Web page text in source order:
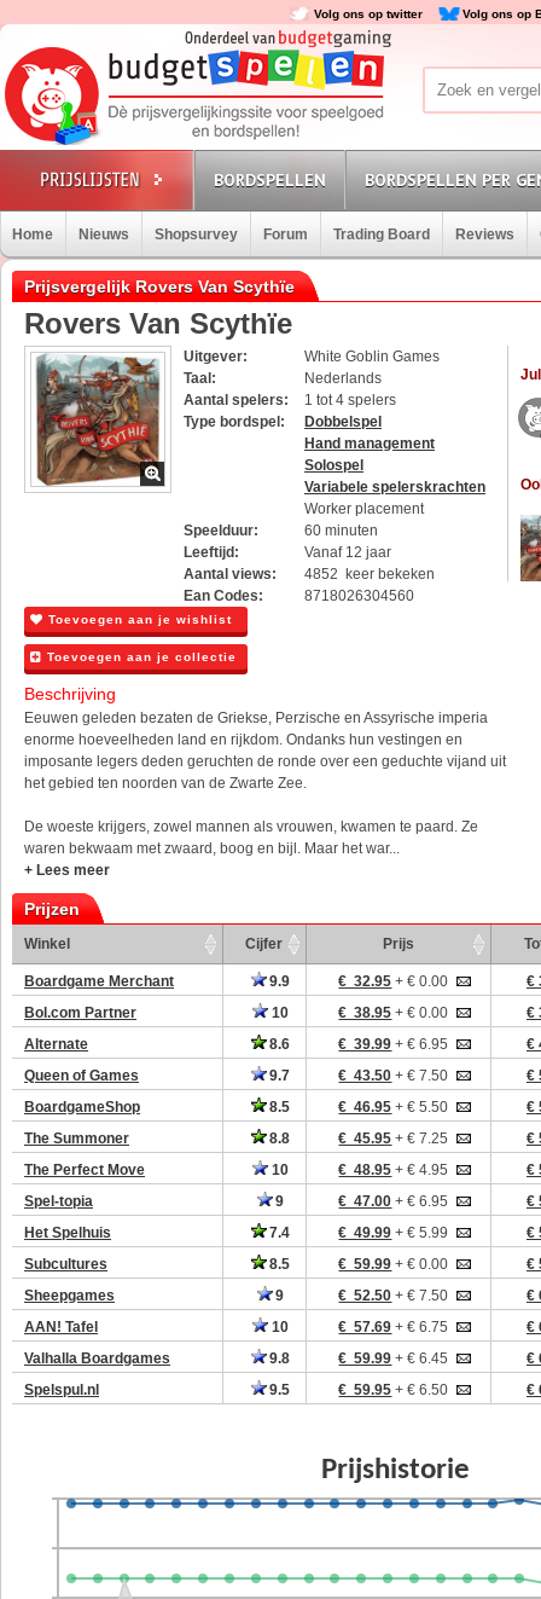
Volg ons op twitter Volg ons op
BORDSPELLEN BORDSPELLEN PER
Home Nieuws Shopsurvey Forum Trading Board Reviews
Prijsvergelijk Rovers Van Scythïe
Rovers Van Scythïe
Uitgever:
White Goblin Games
Taal:
Nederlands
Aantal spelers:
1 tot 4 spelers
Type bordspel:
Dobbelspel
Hand management
Solospel
Variabele spelerskrachten
Worker placement
Speelduur:
60 minuten
Leeftijd:
Vanaf 12 jaar
Aantal views:
4852 keer bekeken
Ean Codes:
8718026304560
Toevoegen aan je wishlist
Toevoegen aan je collectie
Beschrijving
Eeuwen geleden bezaten de Griekse, Perzische en Assyrische imperia
enorme hoeveelheden land en rijkdom. Ondanks hun vestingen en
imposante legers deden geruchten de ronde over een geduchte vijand uit
het gebied ten noorden van de Zwarte Zee.
De woeste krijgers, zowel mannen als vrouwen, kwamen te paard. Ze
waren bekwaam met zwaard, boog en bijl. Maar het war...
+ Lees meer
Prijzen
Winkel Cijfer Prijs
Boardgame Merchant 9.9 € 32.95 + € 0.00
€
Bol.com Partner
10 € 38.95 + € 0.00
€
Alternate
8.6 € 39.99 + € 6.95
€
Queen of Games
9.7 € 43.50 + € 7.50
€
BoardgameShop
8.5 € 46.95 + € 5.50
€
The Summoner
8.8 € 45.95 + € 7.25
€
The Perfect Move
10 € 48.95 + € 4.95
€
Spel-topia
9 € 47.00 + € 6.95
€
Het Spelhuis
7.4 € 49.99 + € 5.99
€
Subcultures
8.5 € 59.99 + € 0.00
€
Sheepgames
9 € 52.50 + € 7.50
€
AAN! Tafel
10 € 57.69 + € 6.75
€
Valhalla Boardgames
9.8 € 59.99 + € 6.45
€
Spelspul.nl
9.5 € 59.95 + € 6.50 €